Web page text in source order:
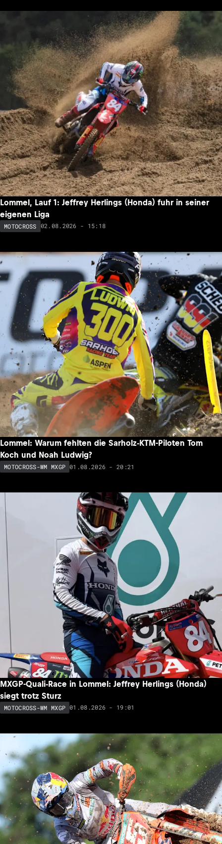
Lommel, Lauf 1: Jeffrey Herlings (Honda) fuhr in seiner
eigenen Liga
MOTOCROSS 02.08.2026 - 15:18
Lommel: Warum fehlten die Sarholz-KTM-Piloten Tom
Koch und Noah Ludwig?
MOTOCROSS-WM MXGP 01.08.2026 - 20:21
MXGP-Quali-Race in Lommel: Jeffrey Herlings (Honda)
siegt trotz Sturz
MOTOCROSS-WM MXGP 01.08.2026 - 19:01